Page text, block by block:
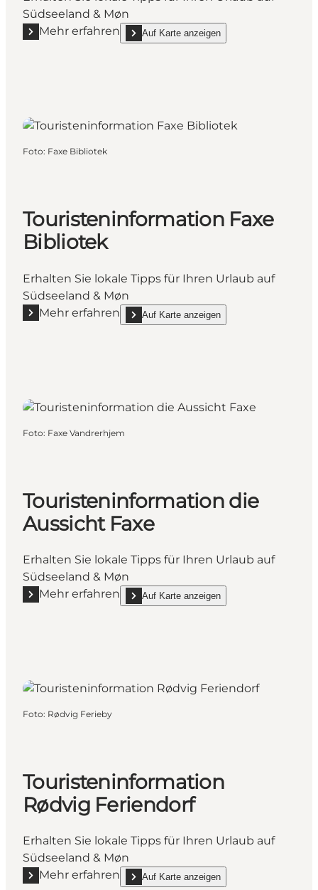
Südseeland & Møn
Mehr erfahren
Mehr erfahren "Touristeninformation Faxe
Auf Karte anzeigen
show Touristeninformation Faxe Ladeplads
Foto: Faxe Bibliotek
Touristeninformation Faxe
Bibliotek
Erhalten Sie lokale Tipps für Ihren Urlaub auf
Südseeland & Møn
Mehr erfahren
Mehr erfahren "Touristeninformation Faxe Bibliotek"
Auf Karte anzeigen
show Touristeninformation Faxe Bibliotek
Foto: Faxe Vandrerhjem
Touristeninformation die
Aussicht Faxe
Erhalten Sie lokale Tipps für Ihren Urlaub auf
Südseeland & Møn
Mehr erfahren
Mehr erfahren "Touristeninformation die Aussicht
Auf Karte anzeigen
show Touristeninformation die Aussicht Faxe
Foto: Rødvig Ferieby
Touristeninformation
Rødvig Feriendorf
Erhalten Sie lokale Tipps für Ihren Urlaub auf
Südseeland & Møn
Mehr erfahren
Mehr erfahren "Touristeninformation Rødvig
Auf Karte anzeigen
show Touristeninformation Rødvig Feriendorf